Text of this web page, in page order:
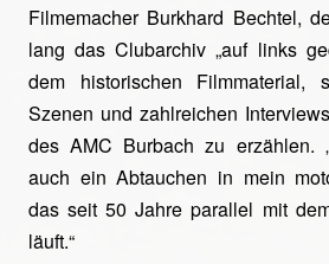
Filmemacher Burkhard Bechtel,
lang das Clubarchiv „auf links
dem historischen Filmmaterial,
Szenen und zahlreichen
des AMC Burbach zu erzählen.
auch ein Abtauchen in mein
das seit 50 Jahre parallel mit
läuft.“